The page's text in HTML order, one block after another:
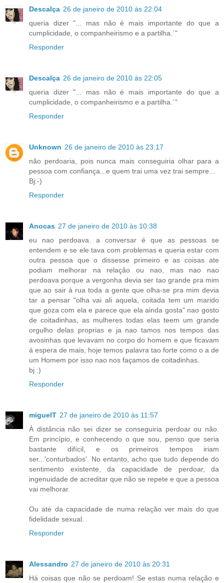
Descalça 26 de janeiro de 2010 às 22:04
queria dizer "... mas não é mais importante do que a
cumplicidade, o companheirismo e a partilha.´"
Responder
Descalça 26 de janeiro de 2010 às 22:05
queria dizer "... mas não é mais importante do que a
cumplicidade, o companheirismo e a partilha.´"
Responder
Unknown 26 de janeiro de 2010 às 23:17
não perdoaria, pois nunca mais conseguiria olhar para a
pessoa com confiança...e quem trai uma vez trai sempre...
Bj:-)
Responder
Anocas 27 de janeiro de 2010 às 10:38
eu nao perdoava. a conversar é que as pessoas se
entendem e se ele tava com problemas e queria estar com
outra pessoa que o dissesse primeiro e as coisas ate
podiam melhorar na relação ou nao, mas nao nao
perdoava porque a vergonha devia ser tao grande pra mim
que ao sair á rua toda a gente que olha-se pra mim devia
tar a pensar "olha vai ali aquela, coitada tem um marido
que goza com ela e parece que ela ainda gosta" nao gosto
de coitadinhas, as mulheres todas elas teem um grande
orgulho delas proprias e ja nao tamos nos tempos das
avosinhas que levavam no corpo do homem e que ficavam
á espera de mais, hoje temos palavra tao forte como o a de
um Homem por isso nao nos façamos de coitadinhas.
bj :)
Responder
miguelT 27 de janeiro de 2010 às 11:57
À distância não sei dizer se conseguiria perdoar ou não.
Em princípio, e conhecendo o que sou, penso que seria
bastante difícil, e os primeiros tempos iriam
ser...'conturbados'. No entanto, acho que tudo depende do
sentimento existente, da capacidade de perdoar, da
ingenuidade de acreditar que não se repete e que a pessoa
vai melhorar.
Ou até da capacidade de numa relação ver mais do que
fidelidade sexual.
Responder
Alessandro 27 de janeiro de 2010 às 20:31
Há coisas que não se perdoam! Se estas numa relação e